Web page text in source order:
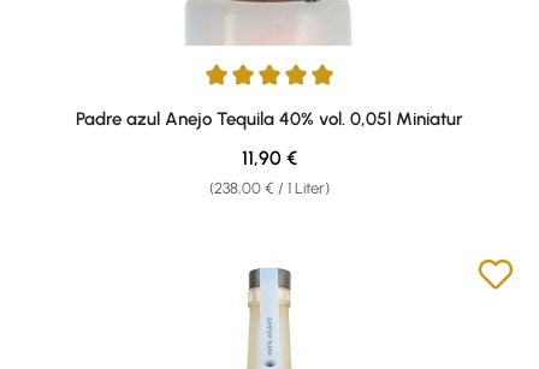
Durchschnittliche Bewertung von 5 von 5 Sternen
Padre azul Anejo Tequila 40% vol. 0,05l Miniatur
(238,00 € / 1 Liter)
Regulärer Preis:
11,90 €